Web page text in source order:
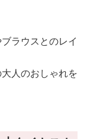
ラウスとのレイ
人のおしゃれを